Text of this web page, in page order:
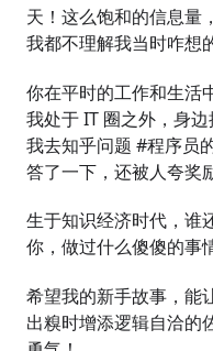
天！这么饱和的信息量
我都不理解我当时咋想的
你在平时的工作和生活
我处于 IT 圈之外，身
我去知乎问题 #程序员
答了一下，还被人夸奖
生于知识经济时代，谁
你，做过什么傻傻的事
希望我的新手故事，能
出糗时增添逻辑自洽的